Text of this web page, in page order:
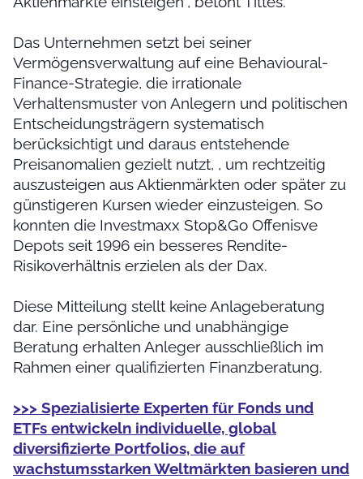
Das Unternehmen setzt bei seiner
Vermögensverwaltung auf eine Behavioural-
Finance-Strategie, die irrationale
Verhaltensmuster von Anlegern und politischen
Entscheidungsträgern systematisch
berücksichtigt und daraus entstehende
Preisanomalien gezielt nutzt, , um rechtzeitig
auszusteigen aus Aktienmärkten oder später zu
günstigeren Kursen wieder einzusteigen. So
konnten die Investmaxx Stop&Go Offenisve
Depots seit 1996 ein besseres Rendite-
Risikoverhältnis erzielen als der Dax.
Diese Mitteilung stellt keine Anlageberatung
dar. Eine persönliche und unabhängige
Beratung erhalten Anleger ausschließlich im
Rahmen einer qualifizierten Finanzberatung.
>>> Spezialisierte Experten für Fonds und
ETFs entwickeln individuelle, global
diversifizierte Portfolios, die auf
wachstumsstarken Weltmärkten basieren und